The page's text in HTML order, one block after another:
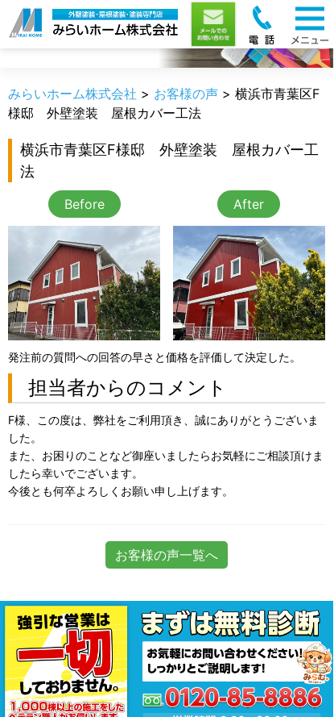
お客様の声
みらいホーム株式会社 > お客様の声 > 横浜市青葉区F
様邸 外壁塗装 屋根カバー工法
横浜市青葉区F様邸 外壁塗装 屋根カバー工
法
Before After
発注前の質問への回答の早さと価格を評価して決定した。
担当者からのコメント
F様、この度は、弊社をご利用頂き、誠にありがとうございま
した。
また、お困りのことなど御座いましたらお気軽にご相談頂けま
したら幸いでございます。
今後とも何卒よろしくお願い申し上げます。
お客様の声一覧へ